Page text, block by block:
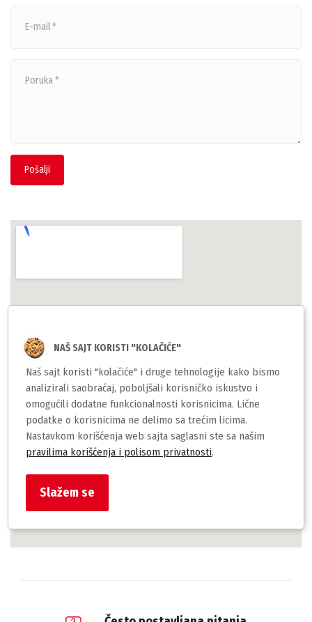
Pošalji
NAŠ SAJT KORISTI "KOLAČIĆE"
Naš sajt koristi "kolačiće" i druge tehnologije kako bismo
analizirali saobraćaj, poboljšali korisničko iskustvo i
omogućili dodatne funkcionalnosti korisnicima. Lične
podatke o korisnicima ne delimo sa trećim licima.
Nastavkom korišćenja web sajta saglasni ste sa našim
pravilima korišćenja i polisom privatnosti.
Slažem se